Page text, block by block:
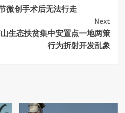
微创手术后无法行走
Next
生态扶贫集中安置点一地两策
行为折射开发乱象